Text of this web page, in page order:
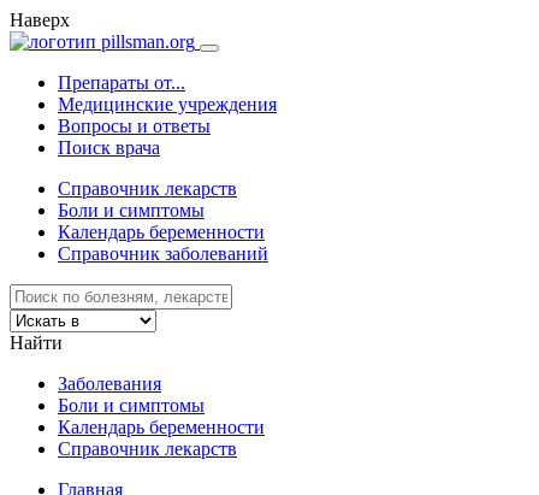
Наверх
Препараты от...
Медицинские учреждения
Вопросы и ответы
Поиск врача
Справочник лекарств
Боли и симптомы
Календарь беременности
Справочник заболеваний
Найти
Заболевания
Боли и симптомы
Календарь беременности
Справочник лекарств
Главная